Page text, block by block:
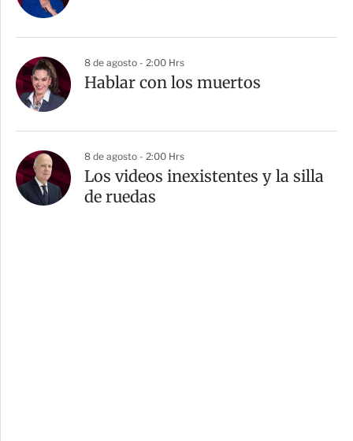
8 de agosto - 2:00 Hrs
Hablar con los muertos
8 de agosto - 2:00 Hrs
Los videos inexistentes y la silla
de ruedas